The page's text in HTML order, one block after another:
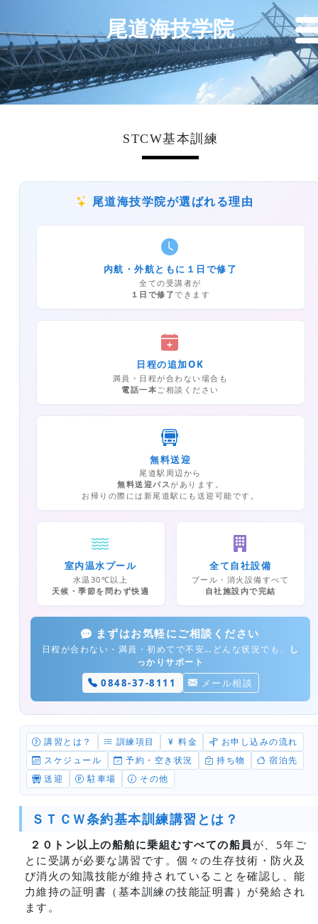
STCW基本訓練
尾道海技学院が選ばれる理由
内航・外航ともに１日で修了
全ての受講者が
１日で修了できます
日程の追加OK
満員・日程が合わない場合も
電話一本 ご相談ください
無料送迎
尾道駅周辺から
無料送迎バスがあります。
お帰りの際には新尾道駅にも送迎可能です。
室内温水プール
水温30℃以上
天候・季節を問わず快適
全て自社設備
プール・消火設備すべて
自社施設内で完結
まずはお気軽にご相談ください
日程が合わない・満員・初めてで不安…どんな状況でも、
し
っかりサポート
0848-37-8111 メール相談
講習とは？ 訓練項目 料金
お申し込みの流れ
スケジュール
予約・空き状況 持ち物
宿泊先
送迎
駐車場 その他
ＳＴＣＷ条約基本訓練講習とは？
２０トン以上の船舶に乗組むすべての船員 が、5年ご
とに受講が必要な講習です。個々の生存技術・防火及
び消火の知識技能が維持されていることを確認し、能
力維持の証明書（基本訓練の技能証明書）が発給され
ます。
尾道海技学院